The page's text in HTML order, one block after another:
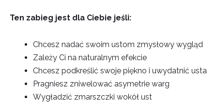
Ten zabieg jest dla Ciebie jeśli:
Chcesz nadać swoim ustom zmysłowy wygląd
Zależy Ci na naturalnym efekcie
Chcesz podkreślić swoje piękno i uwydatnić usta
Pragniesz zniwelować asymetrie warg
Wygładzić zmarszczki wokół ust